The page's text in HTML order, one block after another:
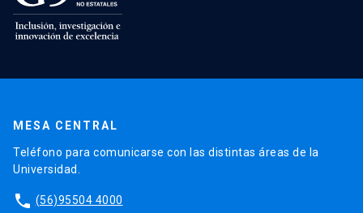
MESA CENTRAL
Teléfono para comunicarse con las distintas áreas de la
Universidad.
phone (56)95504 4000